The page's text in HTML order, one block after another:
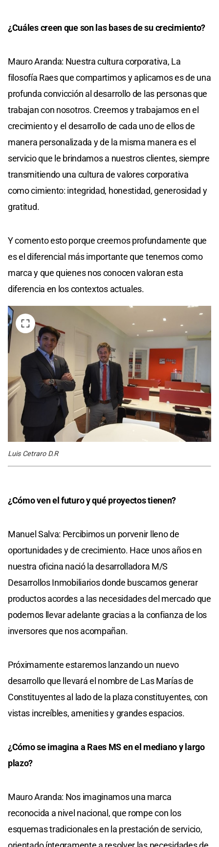
¿Cuáles creen que son las bases de su crecimiento?
Mauro Aranda: Nuestra cultura corporativa, La
filosofía Raes que compartimos y aplicamos es de una
profunda convicción al desarrollo de las personas que
trabajan con nosotros. Creemos y trabajamos en el
crecimiento y el desarrollo de cada uno de ellos de
manera personalizada y de la misma manera es el
servicio que le brindamos a nuestros clientes, siempre
transmitiendo una cultura de valores corporativa
como cimiento: integridad, honestidad, generosidad y
gratitud.
Y comento esto porque creemos profundamente que
es el diferencial más importante que tenemos como
marca y que quienes nos conocen valoran esta
diferencia en los contextos actuales.
Luis Cetraro D.R
¿Cómo ven el futuro y qué proyectos tienen?
Manuel Salva: Percibimos un porvenir lleno de
oportunidades y de crecimiento. Hace unos años en
nuestra oficina nació la desarrolladora M/S
Desarrollos Inmobiliarios donde buscamos generar
productos acordes a las necesidades del mercado que
podemos llevar adelante gracias a la confianza de los
inversores que nos acompañan.
Próximamente estaremos lanzando un nuevo
desarrollo que llevará el nombre de Las Marías de
Constituyentes al lado de la plaza constituyentes, con
vistas increíbles, amenities y grandes espacios.
¿Cómo se imagina a Raes MS en el mediano y largo
plazo?
Mauro Aranda: Nos imaginamos una marca
reconocida a nivel nacional, que rompe con los
esquemas tradicionales en la prestación de servicio,